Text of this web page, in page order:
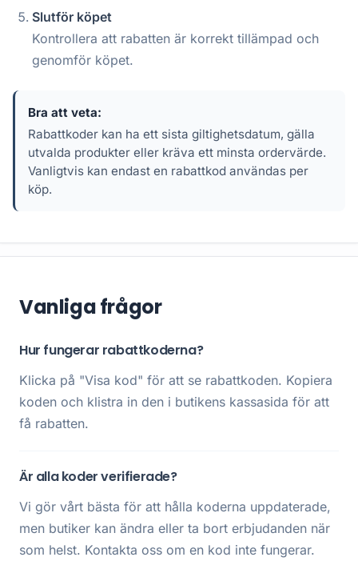
Slutför köpet
Kontrollera att rabatten är korrekt tillämpad och
genomför köpet.
Bra att veta:
Rabattkoder kan ha ett sista giltighetsdatum, gälla
utvalda produkter eller kräva ett minsta ordervärde.
Vanligtvis kan endast en rabattkod användas per
köp.
Vanliga frågor
Hur fungerar rabattkoderna?
Klicka på "Visa kod" för att se rabattkoden. Kopiera
koden och klistra in den i butikens kassasida för att
få rabatten.
Är alla koder verifierade?
Vi gör vårt bästa för att hålla koderna uppdaterade,
men butiker kan ändra eller ta bort erbjudanden när
som helst. Kontakta oss om en kod inte fungerar.